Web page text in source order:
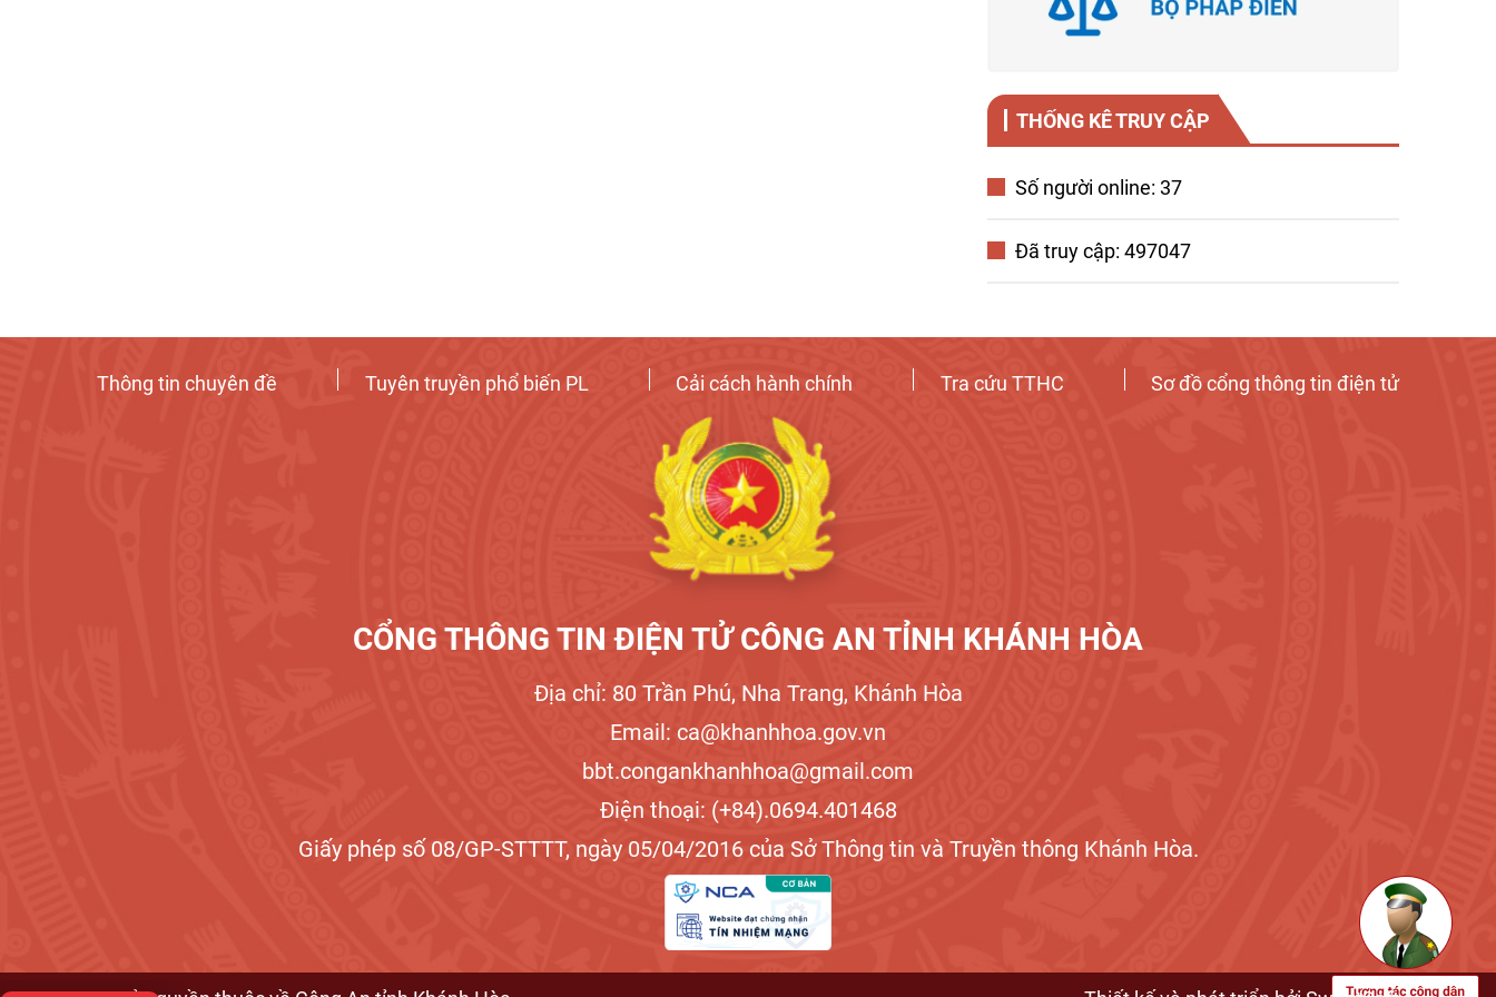
THỐNG KÊ TRUY CẬP
Số người online: 37
Đã truy cập: 497047
CỔNG THÔNG TIN ĐIỆN TỬ CÔNG AN TỈNH KHÁNH HÒA
Địa chỉ: 80 Trần Phú, Nha Trang, Khánh Hòa
Email: ca@khanhhoa.gov.vn
bbt.congankhanhhoa@gmail.com
Điện thoại: (+84).0694.401468
Giấy phép số 08/GP-STTTT, ngày 05/04/2016 của Sở Thông tin và Truyền thông Khánh Hòa.
Thông tin chuyên đề Tuyên truyền phổ biến PL Cải cách hành chính Tra cứu TTHC Sơ đồ cổng thông tin điện tử